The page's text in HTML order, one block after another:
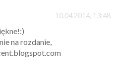
10.04.2014, 13:48
na rozdanie,